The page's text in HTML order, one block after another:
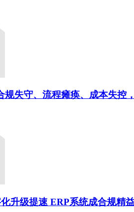
规失守、流程瘫痪、成本失控
升级提速 ERP系统成合规精